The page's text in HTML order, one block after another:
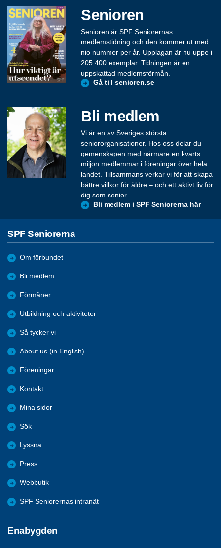
Senioren
Senioren är SPF Seniorernas
medlemstidning och den kommer ut med
nio nummer per år. Upplagan är nu uppe i
205 400 exemplar. Tidningen är en
uppskattad medlemsförmån.
Gå till senioren.se
Bli medlem
Vi är en av Sveriges största
seniororganisationer. Hos oss delar du
gemenskapen med närmare en kvarts
miljon medlemmar i föreningar över hela
landet. Tillsammans verkar vi för att skapa
bättre villkor för äldre – och ett aktivt liv för
dig som senior.
Bli medlem i SPF Seniorerna här
SPF Seniorerna
Om förbundet
Bli medlem
Förmåner
Utbildning och aktiviteter
Så tycker vi
About us (in English)
Föreningar
Kontakt
Mina sidor
Sök
Lyssna
Press
Webbutik
SPF Seniorernas intranät
Enabygden